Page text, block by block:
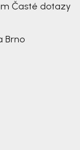
Časté dotazy
Brno